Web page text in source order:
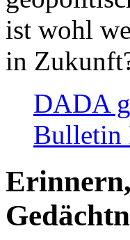
ist wohl
in
DADA
Bulletin